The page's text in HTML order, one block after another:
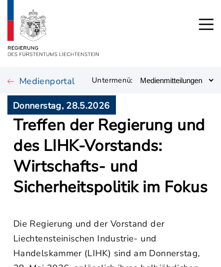
Medienportal Untermenü:
Donnerstag, 28.5.2026
Treffen der Regierung und
des LIHK-Vorstands:
Wirtschafts- und
Sicherheitspolitik im Fokus
Die Regierung und der Vorstand der
Liechtensteinischen Industrie- und
Handelskammer (LIHK) sind am Donnerstag,